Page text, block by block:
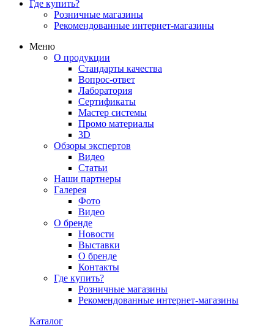
Где купить?
Розничные магазины
Рекомендованные интернет-магазины
Меню
О продукции
Стандарты качества
Вопрос-ответ
Лаборатория
Сертификаты
Мастер системы
Промо материалы
3D
Обзоры экспертов
Видео
Статьи
Наши партнеры
Галерея
Фото
Видео
О бренде
Новости
Выставки
О бренде
Контакты
Где купить?
Розничные магазины
Рекомендованные интернет-магазины
Каталог